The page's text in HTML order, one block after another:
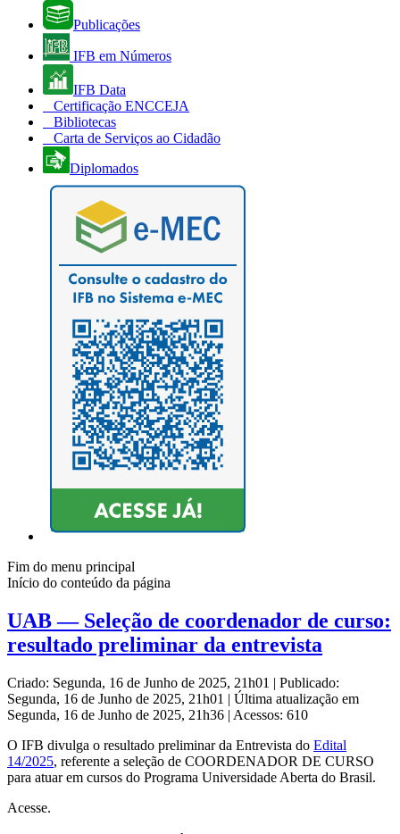
Publicações
IFB em Números
IFB Data
Certificação ENCCEJA
Bibliotecas
Carta de Serviços ao Cidadão
Diplomados
Fim do menu principal
Início do conteúdo da página
UAB — Seleção de coordenador de curso:
resultado preliminar da entrevista
Criado: Segunda, 16 de Junho de 2025, 21h01 | Publicado:
Segunda, 16 de Junho de 2025, 21h01 | Última atualização em
Segunda, 16 de Junho de 2025, 21h36 | Acessos: 610
O IFB divulga o resultado preliminarda Entrevista do Edital
14/2025, referente a seleção de COORDENADOR DE CURSO
para atuar em cursos do Programa Universidade Aberta do Brasil.
Acesse.